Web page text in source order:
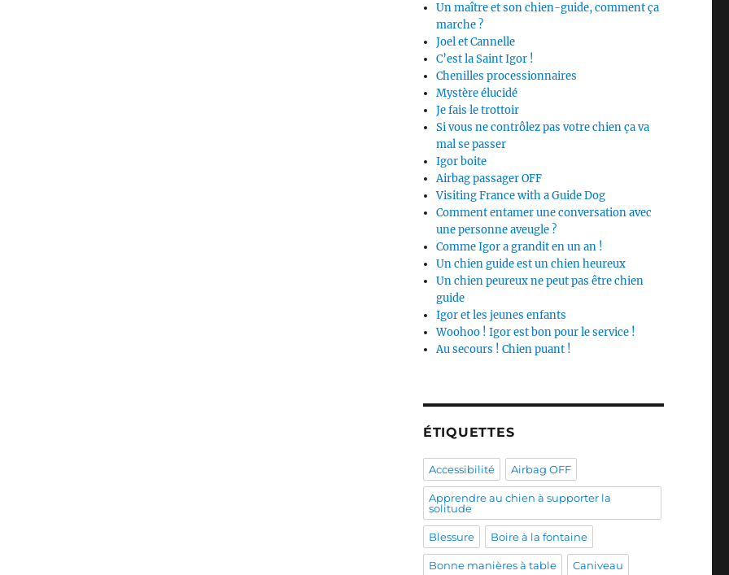
Un maître et son chien-guide, comment ça
marche ?
Joel et Cannelle
C’est la Saint Igor !
Chenilles processionnaires
Mystère élucidé
Je fais le trottoir
Si vous ne contrôlez pas votre chien ça va
mal se passer
Igor boite
Airbag passager OFF
Visiting France with a Guide Dog
Comment entamer une conversation avec
une personne aveugle ?
Comme Igor a grandit en un an !
Un chien guide est un chien heureux
Un chien peureux ne peut pas être chien
guide
Igor et les jeunes enfants
Woohoo ! Igor est bon pour le service !
Au secours ! Chien puant !
ÉTIQUETTES
Accessibilité Airbag OFF
Apprendre au chien à supporter la
solitude
Blessure Boire à la fontaine
Bonne manières à table Caniveau